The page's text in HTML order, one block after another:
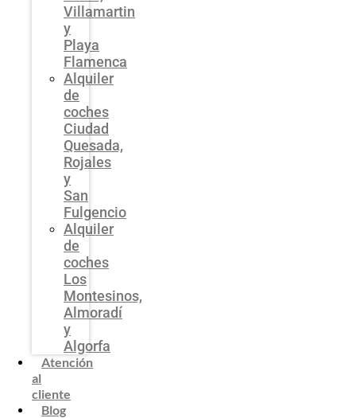
Villamartin
y
Playa
Flamenca
Alquiler
de
coches
Ciudad
Quesada,
Rojales
y
San
Fulgencio
Alquiler
de
coches
Los
Montesinos,
Almoradí
y
Algorfa
Atención
al
cliente
Blog